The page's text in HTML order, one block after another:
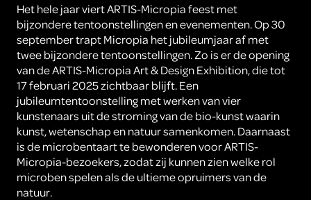
Het hele jaar viert ARTIS-Micropia feest met
bijzondere tentoonstellingen en evenementen. Op 30
september trapt Micropia het jubileumjaar af met
twee bijzondere tentoonstellingen. Zo is er de opening
van de ARTIS-Micropia Art & Design Exhibition, die tot
17 februari 2025 zichtbaar blijft. Een
jubileumtentoonstelling met werken van vier
kunstenaars uit de stroming van de bio-kunst waarin
kunst, wetenschap en natuur samenkomen. Daarnaast
is de microbentaart te bewonderen voor ARTIS-
Micropia-bezoekers, zodat zij kunnen zien welke rol
microben spelen als de ultieme opruimers van de
natuur.